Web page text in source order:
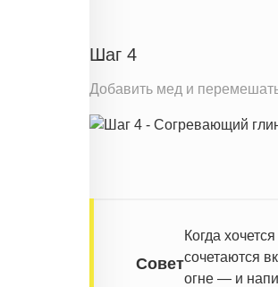
Шаг 4
Добавить мед и
Совет
Когда
сочетаются
огне — и